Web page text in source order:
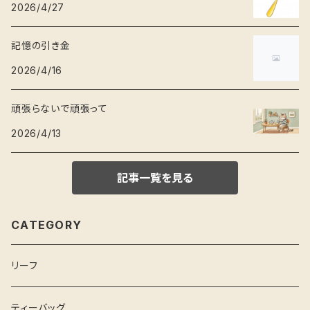
2026/4/27
記憶の引き金
2026/4/16
頑張らないで頑張って
2026/4/13
記事一覧を見る
CATEGORY
リーフ
ティーバッグ